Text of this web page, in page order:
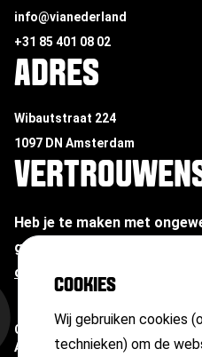
COOKIES
Wij gebruiken cookies
technieken) om de
info@vianederland
+31 85 401 08 02
ADRES
Wibautstraat 224
1097 DN Amsterdam
Heb je te maken met
grensoverschrijdend
onze vertrouwenspersoon
Copyright ©
Algemene voorwaarden